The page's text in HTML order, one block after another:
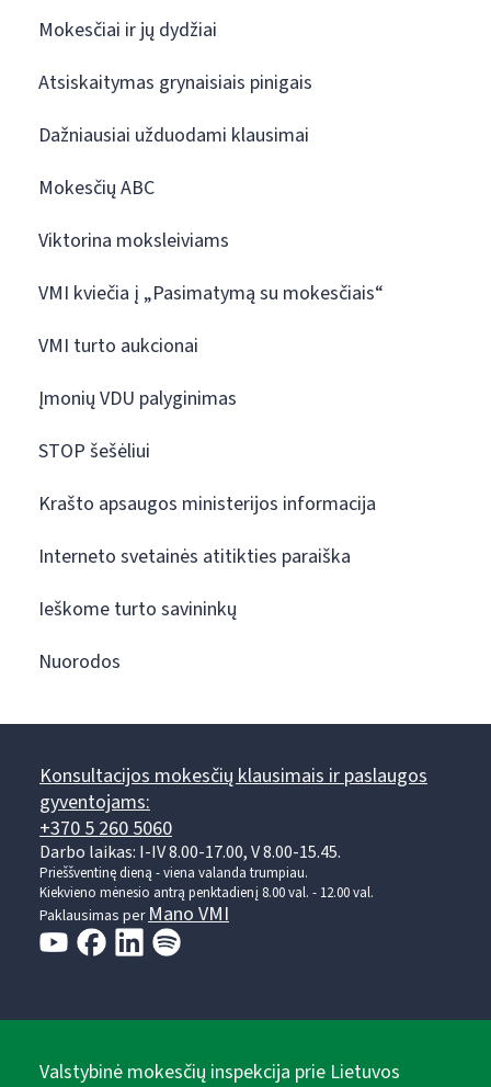
Mokesčiai ir jų dydžiai
Atsiskaitymas grynaisiais pinigais
Dažniausiai užduodami klausimai
Mokesčių ABC
Viktorina moksleiviams
VMI kviečia į „Pasimatymą su mokesčiais“
VMI turto aukcionai
Įmonių VDU palyginimas
STOP šešėliui
Krašto apsaugos ministerijos informacija
Interneto svetainės atitikties paraiška
Ieškome turto savininkų
Nuorodos
Konsultacijos mokesčių klausimais ir paslaugos
gyventojams:
+370 5 260 5060
Darbo laikas: I-IV 8.00-17.00, V 8.00-15.45.
Prieššventinę dieną - viena valanda trumpiau.
Kiekvieno mėnesio antrą penktadienį 8.00 val. - 12.00 val.
Paklausimas perMano VMI
Valstybinė mokesčių inspekcija prie Lietuvos